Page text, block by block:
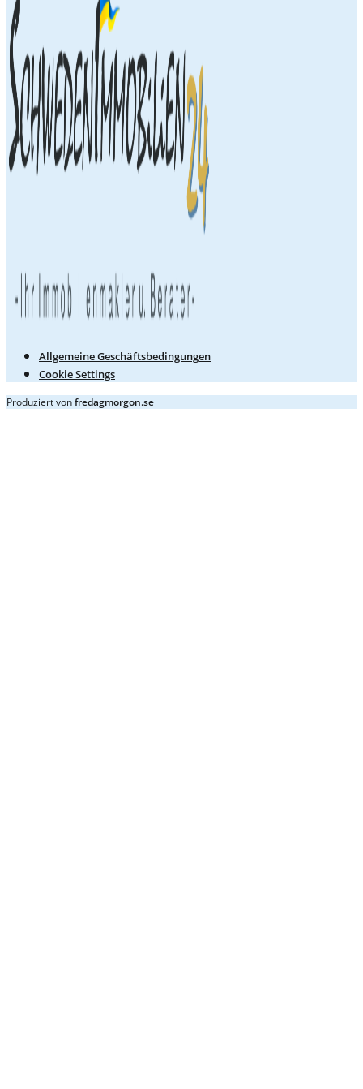
Allgemeine Geschäftsbedingungen
Cookie Settings
Produziert vonfredagmorgon.se